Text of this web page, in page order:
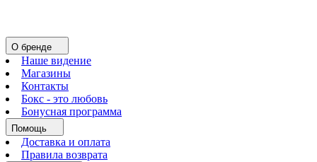
О бренде
Наше видение
Магазины
Контакты
Бокс - это любовь
Бонусная программа
Помощь
Доставка и оплата
Правила возврата